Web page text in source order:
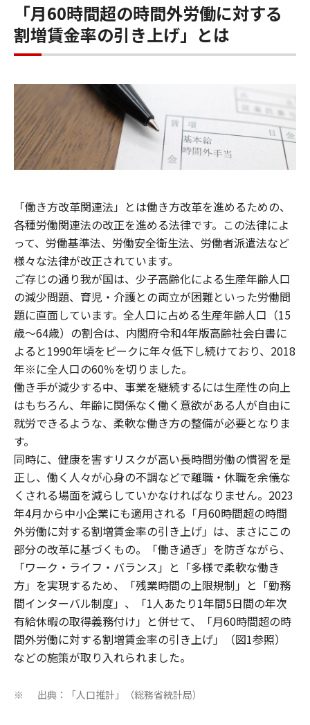
「月60時間超の時間外労働に対する
割増賃金率の引き上げ」とは
「働き方改革関連法」とは働き方改革を進めるための、
各種労働関連法の改正を進める法律です。この法律によ
って、労働基準法、労働安全衛生法、労働者派遣法など
様々な法律が改正されています。
ご存じの通り我が国は、少子高齢化による生産年齢人口
の減少問題、育児・介護との両立が困難といった労働問
題に直面しています。全⼈⼝に占める⽣産年齢⼈⼝（15
歳〜64歳）の割合は、内閣府令和4年版⾼齢社会⽩書に
よると1990年頃をピークに年々低下し続けており、2018
年※に全⼈⼝の60％を切りました。
働き手が減少する中、事業を継続するには生産性の向上
はもちろん、年齢に関係なく働く意欲がある人が自由に
就労できるような、柔軟な働き方の整備が必要となりま
す。
同時に、健康を害すリスクが高い長時間労働の慣習を是
正し、働く人々が心身の不調などで離職・休職を余儀な
くされる場面を減らしていかなければなりません。2023
年4月から中小企業にも適用される「月60時間超の時間
外労働に対する割増賃金率の引き上げ」は、まさにこの
部分の改革に基づくもの。「働き過ぎ」を防ぎながら、
「ワーク・ライフ・バランス」と「多様で柔軟な働き
方」を実現するため、「残業時間の上限規制」と「勤務
間インターバル制度」、「1人あたり1年間5日間の年次
有給休暇の取得義務付け」と併せて、「月60時間超の時
間外労働に対する割増賃金率の引き上げ」（図1参照）
などの施策が取り入れられました。
※ 出典：「人口推計」（総務省統計局）